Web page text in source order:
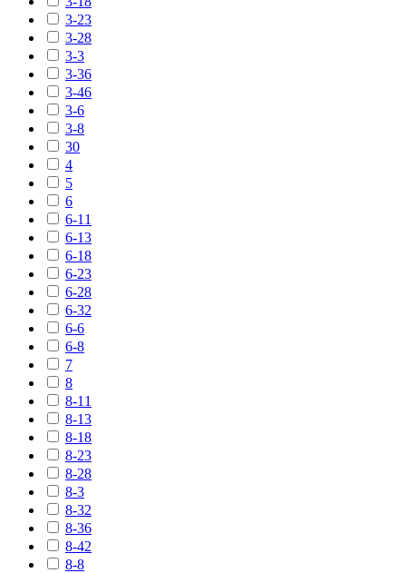
3-23
3-28
3-3
3-36
3-46
3-6
3-8
30
4
5
6
6-11
6-13
6-18
6-23
6-28
6-32
6-6
6-8
7
8
8-11
8-13
8-18
8-23
8-28
8-3
8-32
8-36
8-42
8-8